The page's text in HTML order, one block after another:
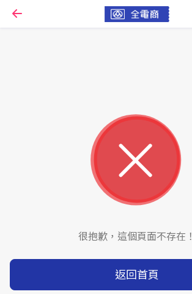
很抱歉，這個頁面不存在！
返回首頁